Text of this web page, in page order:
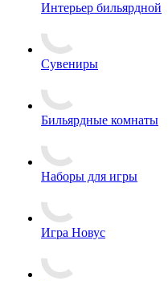
Интерьер бильярдной
Сувениры
Бильярдные комнаты
Наборы для игры
Игра Новус